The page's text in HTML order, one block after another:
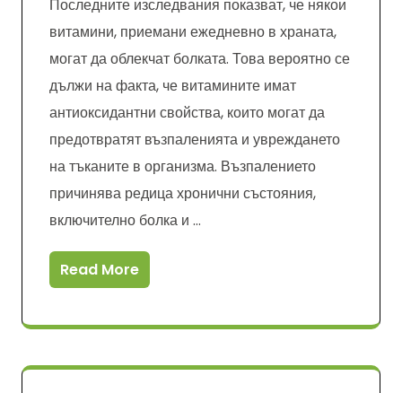
Последните изследвания показват, че някои
витамини, приемани ежедневно в храната,
могат да облекчат болката. Това вероятно се
дължи на факта, че витамините имат
антиоксидантни свойства, които могат да
предотвратят възпаленията и увреждането
на тъканите в организма. Възпалението
причинява редица хронични състояния,
включително болка и …
Read More